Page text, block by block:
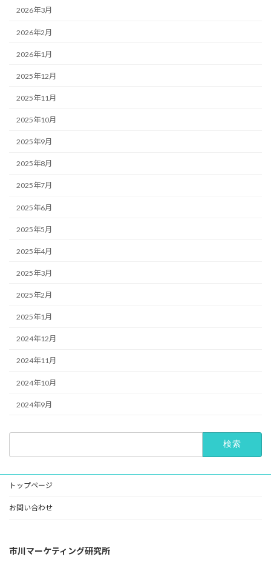
2026年3月
2026年2月
2026年1月
2025年12月
2025年11月
2025年10月
2025年9月
2025年8月
2025年7月
2025年6月
2025年5月
2025年4月
2025年3月
2025年2月
2025年1月
2024年12月
2024年11月
2024年10月
2024年9月
トップページ
お問い合わせ
市川マーケティング研究所